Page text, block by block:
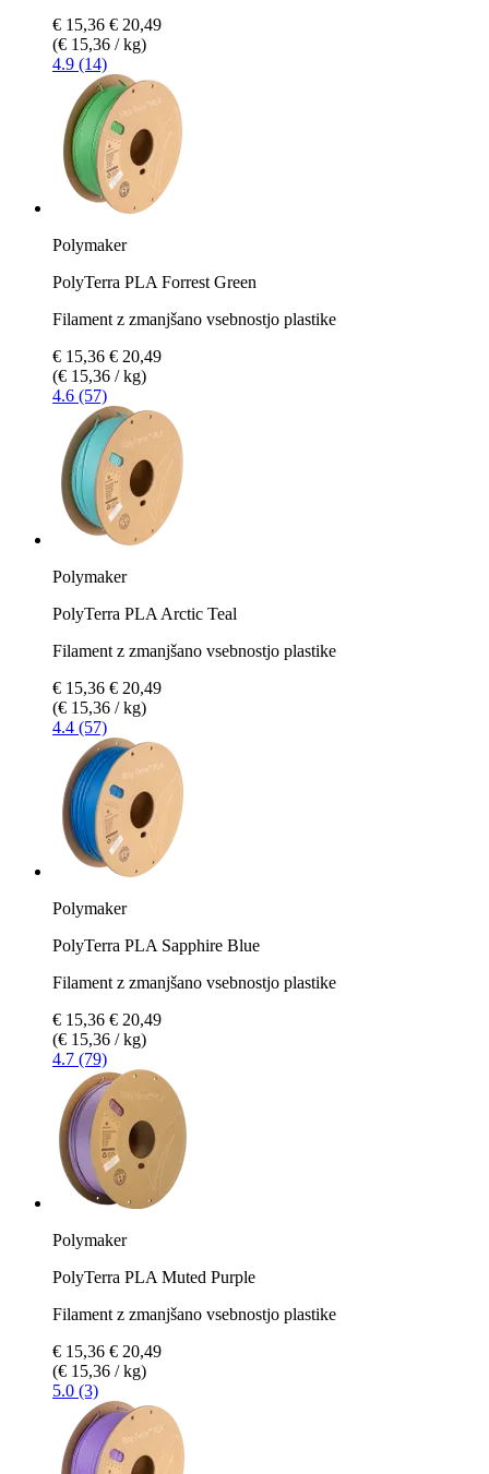
€ 15,36 € 20,49
(€ 15,36 / kg)
4.9 (14)
Polymaker
PolyTerra PLA Forrest Green
Filament z zmanjšano vsebnostjo plastike
€ 15,36 € 20,49
(€ 15,36 / kg)
4.6 (57)
Polymaker
PolyTerra PLA Arctic Teal
Filament z zmanjšano vsebnostjo plastike
€ 15,36 € 20,49
(€ 15,36 / kg)
4.4 (57)
Polymaker
PolyTerra PLA Sapphire Blue
Filament z zmanjšano vsebnostjo plastike
€ 15,36 € 20,49
(€ 15,36 / kg)
4.7 (79)
Polymaker
PolyTerra PLA Muted Purple
Filament z zmanjšano vsebnostjo plastike
€ 15,36 € 20,49
(€ 15,36 / kg)
5.0 (3)